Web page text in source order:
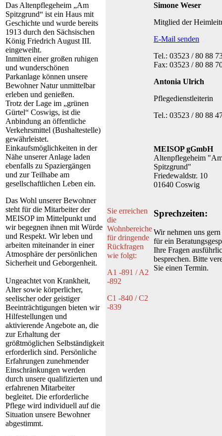
Das Altenpflegeheim „Am
Spitzgrund“ ist ein Haus mit
Geschichte und wurde bereits
1913 durch den Sächsischen
König Friedrich August III.
eingeweiht.
Inmitten einer großen ruhigen
und wunderschönen
Parkanlage können unsere
Bewohner Natur unmittelbar
erleben und genießen.
Trotz der Lage im „grünen
Gürtel“ Coswigs, ist die
Anbindung an öffentliche
Verkehrsmittel (Bushaltestelle)
gewährleistet.
Einkaufsmöglichkeiten in der
Nähe unserer Anlage laden
ebenfalls zu Spaziergängen
und zur Teilhabe am
gesellschaftlichen Leben ein.
Das Wohl unserer Bewohner
steht für die Mitarbeiter der
MEISOP im Mittelpunkt und
wir begegnen ihnen mit Würde
und Respekt. Wir leben und
arbeiten miteinander in einer
Atmosphäre der persönlichen
Sicherheit und Geborgenheit.
Ungeachtet von Krankheit,
Alter sowie körperlicher,
seelischer oder geistiger
Beeinträchtigungen bieten wir
Hilfestellungen und
aktivierende Angebote an, die
zur Erhaltung der
größtmöglichen Selbständigkeit
erforderlich sind. Persönliche
Erfahrungen zunehmender
Einschränkungen werden
durch unsere qualifizierten und
erfahrenen Mitarbeiter
begleitet. Die erforderliche
Pflege wird individuell auf die
Situation unsere Bewohner
abgestimmt.
Simone Weser
Mitglied der
E-Mail senden
Tel.: 03523 / 80 88
Fax: 03523 / 80 88
Antonia Ulrich
Pflegedienstleiterin
Tel.: 03523 / 80 88
MEISOP gGmbH
Altenpflegeheim
Spitzgrund"
Friedewaldstr.
01640 Coswig
Sie erreichen
die
Wohnbereiche
für dringende
Rückfragen
wie folgt:
A1 -891 / A2
-892
C1 -840 / C2
-839
Sprechzeiten:
Wir nehmen uns
für ein
Ihre Fragen
besprechen. Bitte
Sie einen Termin.